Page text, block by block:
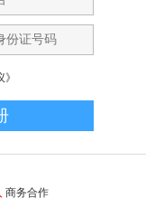
商务合作